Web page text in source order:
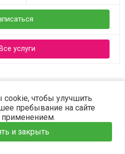
услуги
Все права защищены.
чтобы улучшить
пребывание на сайте
применением.
и закрыть